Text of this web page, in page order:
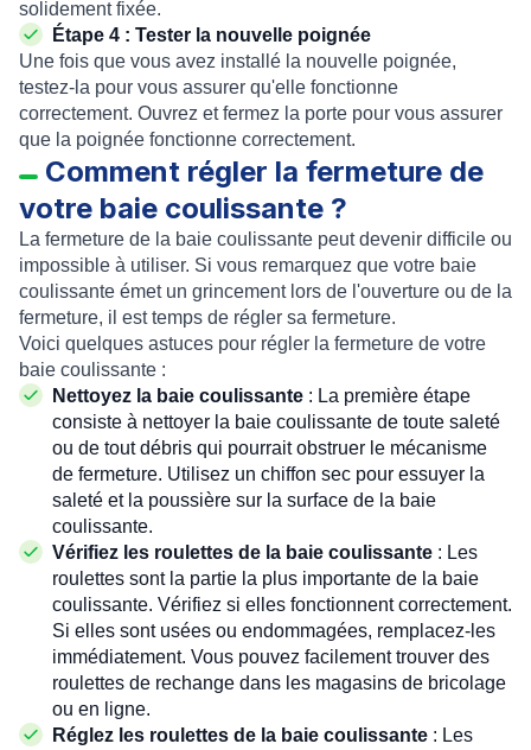
solidement fixée.
Étape 4 : Tester la nouvelle poignée
Une fois que vous avez installé la nouvelle poignée,
testez-la pour vous assurer qu'elle fonctionne
correctement. Ouvrez et fermez la porte pour vous assurer
que la poignée fonctionne correctement.
Comment régler la fermeture de
votre baie coulissante ?
La fermeture de la baie coulissante peut devenir difficile ou
impossible à utiliser. Si vous remarquez que votre baie
coulissante émet un grincement lors de l'ouverture ou de la
fermeture, il est temps de régler sa fermeture.
Voici quelques astuces pour régler la fermeture de votre
baie coulissante :
Nettoyez la baie coulissante : La première étape
consiste à nettoyer la baie coulissante de toute saleté
ou de tout débris qui pourrait obstruer le mécanisme
de fermeture. Utilisez un chiffon sec pour essuyer la
saleté et la poussière sur la surface de la baie
coulissante.
Vérifiez les roulettes de la baie coulissante : Les
roulettes sont la partie la plus importante de la baie
coulissante. Vérifiez si elles fonctionnent correctement.
Si elles sont usées ou endommagées, remplacez-les
immédiatement. Vous pouvez facilement trouver des
roulettes de rechange dans les magasins de bricolage
ou en ligne.
Réglez les roulettes de la baie coulissante : Les